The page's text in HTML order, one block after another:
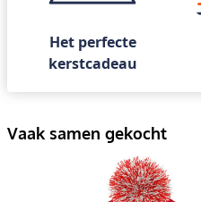
Het perfecte
kerstcadeau
Vaak samen gekocht